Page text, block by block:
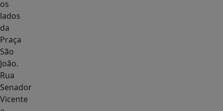
os
lados
da
Praça
São
João.
Rua
Senador
Vicente